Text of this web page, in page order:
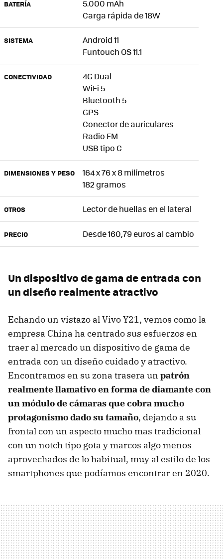
BATERÍA
5.000 mAh
Carga rápida de 18W
SISTEMA
Android 11
Funtouch OS 11.1
CONECTIVIDAD
4G Dual
WiFi 5
Bluetooth 5
GPS
Conector de auriculares
Radio FM
USB tipo C
DIMENSIONES Y PESO
164 x 76 x 8 milímetros
182 gramos
OTROS Lector de huellas en el lateral
PRECIO Desde 160,79 euros al cambio
Un dispositivo de gama de entrada con
un diseño realmente atractivo
Echando un vistazo al Vivo Y21, vemos como la
empresa China ha centrado sus esfuerzos en
traer al mercado un dispositivo de gama de
entrada con un diseño cuidado y atractivo.
Encontramos en su zona trasera un patrón
realmente llamativo en forma de diamante con
un módulo de cámaras que cobra mucho
protagonismo dado su tamaño, dejando a su
frontal con un aspecto mucho mas tradicional
con un notch tipo gota y marcos algo menos
aprovechados de lo habitual, muy al estilo de los
smartphones que podíamos encontrar en 2020.